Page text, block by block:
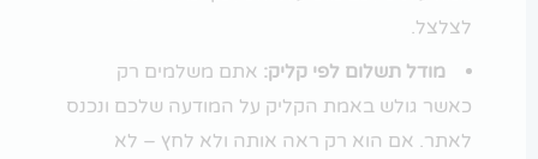
לצלצל.
מודל תשלום לפי קליק:אתם משלמים רק
כאשר גולש באמת הקליק על המודעה שלכם ונכנס
לאתר. אם הוא רק ראה אותה ולא לחץ – לא